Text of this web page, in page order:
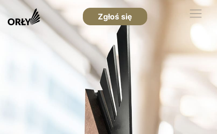
Zgłoś się